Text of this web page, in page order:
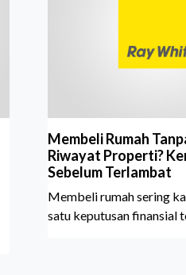
Membeli Rumah
Riwayat Properti?
Sebelum Terlambat
Membeli rumah sering
satu keputusan finansial